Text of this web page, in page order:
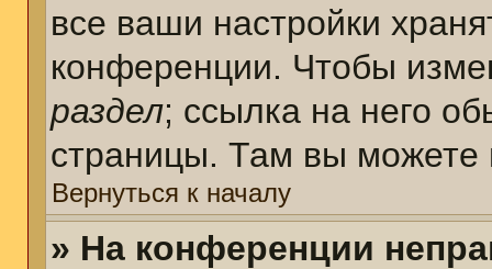
все ваши настройки
конференции. Чтобы
раздел; ссылка на него
страницы. Там вы можете
Вернуться к началу
» На конференции